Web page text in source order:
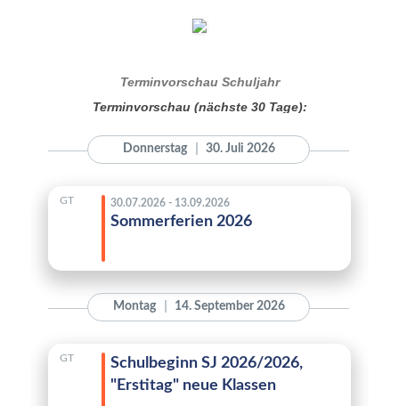
Terminvorschau Schuljahr
Terminvorschau (nächste 30 Tage):